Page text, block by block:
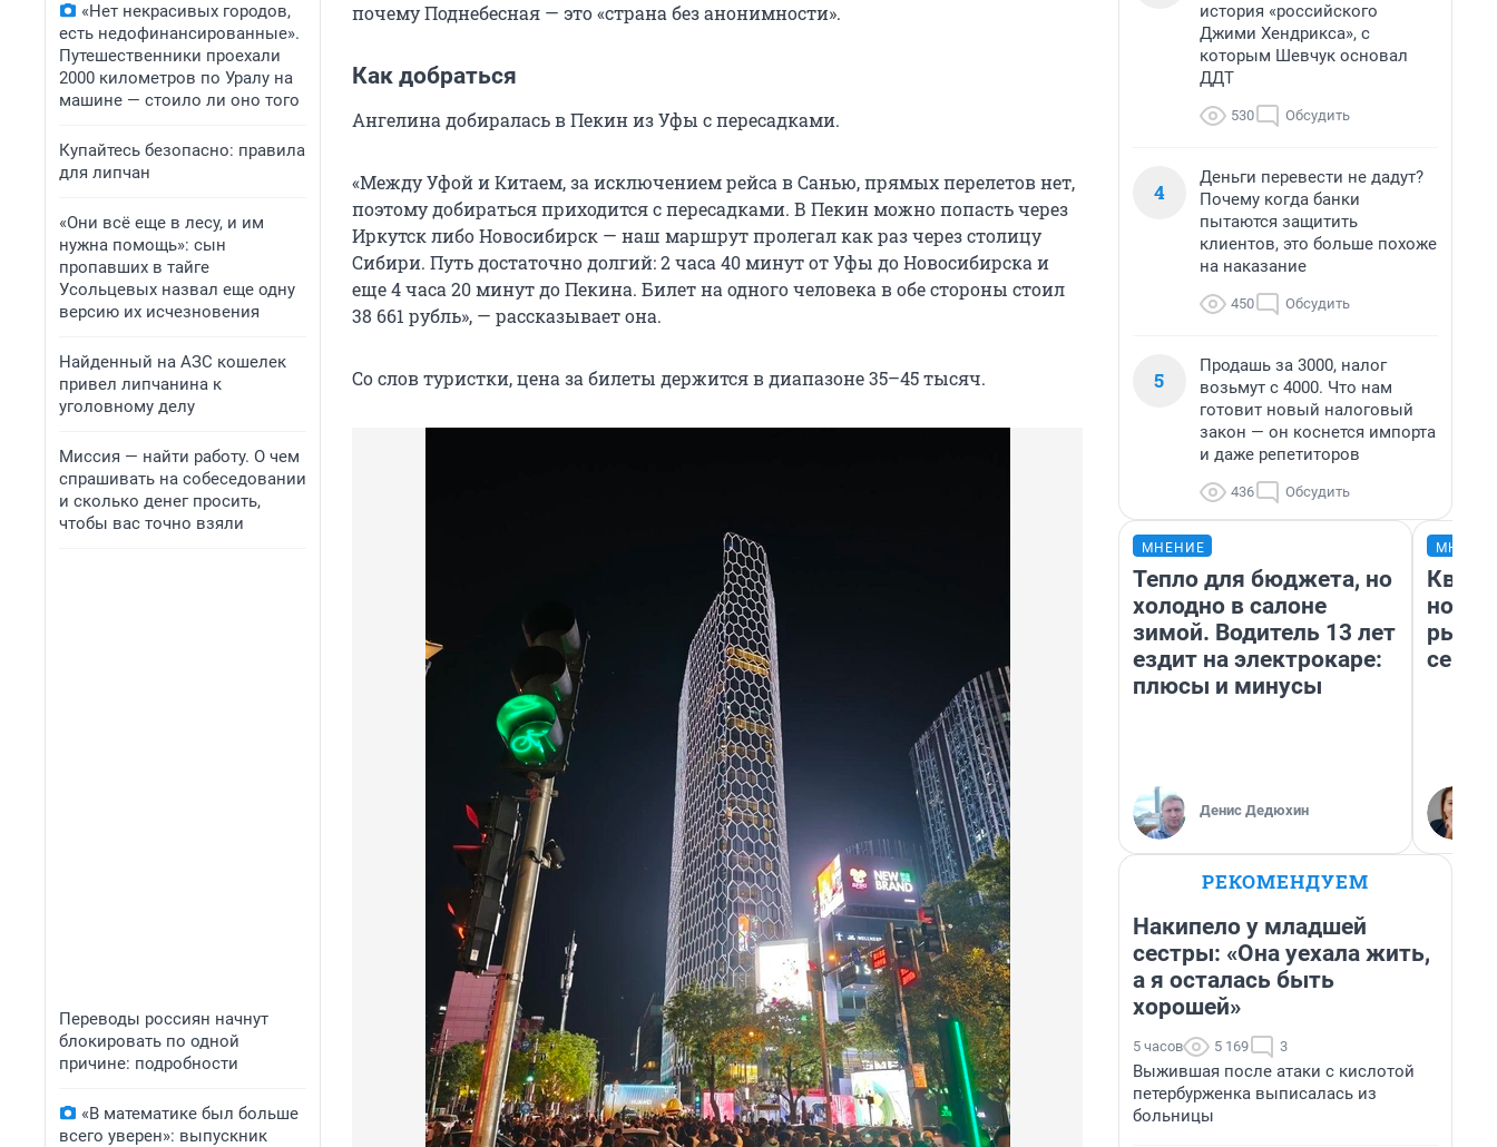
«Нет некрасивых городов,
есть недофинансированные».
Путешественники проехали
2000 километров по Уралу на
машине — стоило ли оно того
Купайтесь безопасно: правила
для липчан
«Они всё еще в лесу, и им
нужна помощь»: сын
пропавших в тайге
Усольцевых назвал еще одну
версию их исчезновения
Найденный на АЗС кошелек
привел липчанина к
уголовному делу
Миссия — найти работу. О чем
спрашивать на собеседовании
и сколько денег просить,
чтобы вас точно взяли
Переводы россиян начнут
блокировать по одной
причине: подробности
«В математике был больше
всего уверен»: выпускник
почему Поднебесная — это «страна без анонимности».
Как добраться
Ангелина добиралась в Пекин из Уфы с пересадками.
«Между Уфой и Китаем, за исключением рейса в Санью, прямых перелетов нет,
поэтому добираться приходится с пересадками. В Пекин можно попасть через
Иркутск либо Новосибирск — наш маршрут пролегал как раз через столицу
Сибири. Путь достаточно долгий: 2 часа 40 минут от Уфы до Новосибирска и
еще 4 часа 20 минут до Пекина. Билет на одного человека в обе стороны стоил
38 661 рубль», — рассказывает она.
Со слов туристки, цена за билеты держится в диапазоне 35–45 тысяч.
история «российского
Джими Хендрикса», с
которым Шевчук основал
ДДТ
530 Обсудить
4
Деньги перевести не дадут?
Почему когда банки
пытаются защитить
клиентов, это больше похоже
на наказание
450 Обсудить
5
Продашь за 3000, налог
возьмут с 4000. Что нам
готовит новый налоговый
закон — он коснется импорта
и даже репетиторов
436 Обсудить
МНЕНИЕ
Тепло для бюджета, но
холодно в салоне
зимой. Водитель 13 лет
ездит на электрокаре:
плюсы и минусы
Денис Дедюхин
но
РЕКОМЕНДУЕМ
Накипело у младшей
сестры: «Она уехала жить,
а я осталась быть
хорошей»
5 часов 5 169 3
Выжившая после атаки с кислотой
петербурженка выписалась из
больницы